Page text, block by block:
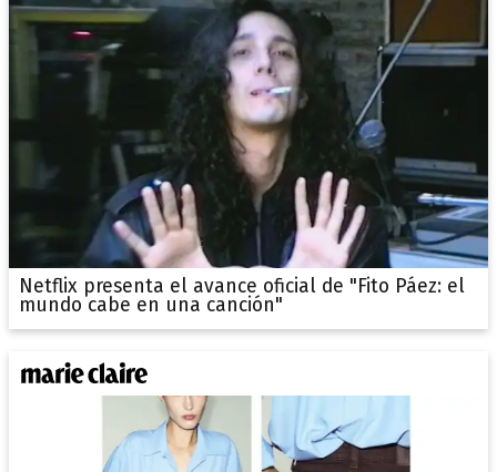
Netflix presenta el avance oficial de "Fito Páez: el
mundo cabe en una canción"